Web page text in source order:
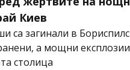
Киев
са загинали в
а мощни
столица